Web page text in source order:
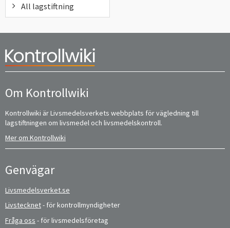
All lagstiftning
Om Kontrollwiki
Kontrollwiki är Livsmedelsverkets webbplats för vägledning till
lagstiftningen om livsmedel och livsmedelskontroll.
Mer om Kontrollwiki
Genvägar
Livsmedelsverket.se
Livstecknet- för kontrollmyndigheter
Fråga oss - för livsmedelsföretag